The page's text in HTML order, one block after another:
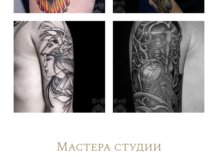
Мастера студии